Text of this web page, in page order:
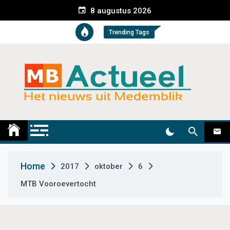
e
t
8 augustus 2026
Trending Tags
Medemblik Actueel
Home 2017 oktober
6
MTB Vooroevertocht